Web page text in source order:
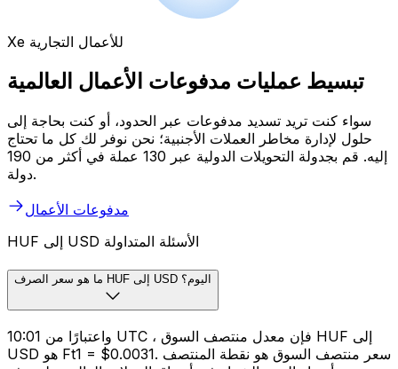
Xe للأعمال التجارية
تبسيط عمليات مدفوعات الأعمال العالمية
سواء كنت تريد تسديد مدفوعات عبر الحدود، أو كنت بحاجة إلى
حلول لإدارة مخاطر العملات الأجنبية؛ نحن نوفر لك كل ما تحتاج
إليه. قم بجدولة التحويلات الدولية عبر 130 عملة في أكثر من 190
دولة.
مدفوعات الأعمال
HUF إلى USD الأسئلة المتداولة
ما هو سعر الصرف HUF إلى USD اليوم؟
واعتبارًا من 10:01 UTC ، فإن معدل منتصف السوق HUF إلى
USD هو Ft1 = $0.0031. سعر منتصف السوق هو نقطة المنتصف